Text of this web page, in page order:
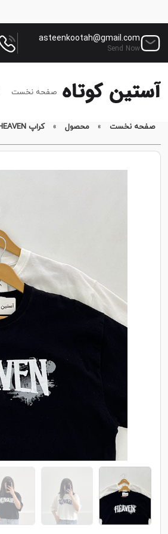
asteenkootah@gmail.com
Send Now
صفحه نخست
صفحه نخست » محصول » کراپ HEAVEN